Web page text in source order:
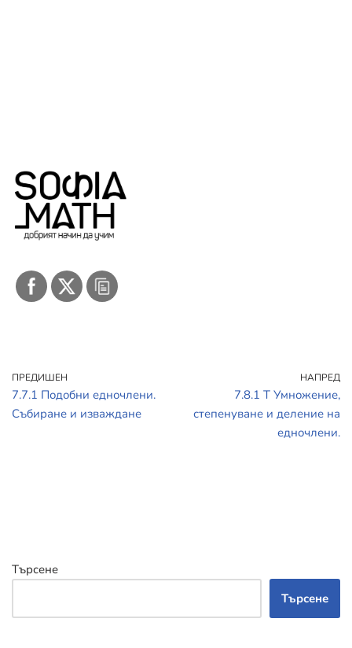
ПРЕДИШЕН
7.7.1 Подобни едночлени.
Събиране и изваждане
НАПРЕД
7.8.1 Т Умножение,
степенуване и деление на
едночлени.
Търсене
Търсене